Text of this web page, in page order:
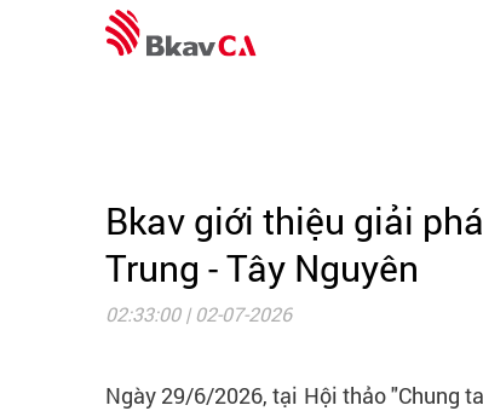
Bkav giới thiệu giải
Trung - Tây Nguyên
02:33:00 | 02-07-2026
Ngày 29/6/2026, tại Hội thảo "Chung